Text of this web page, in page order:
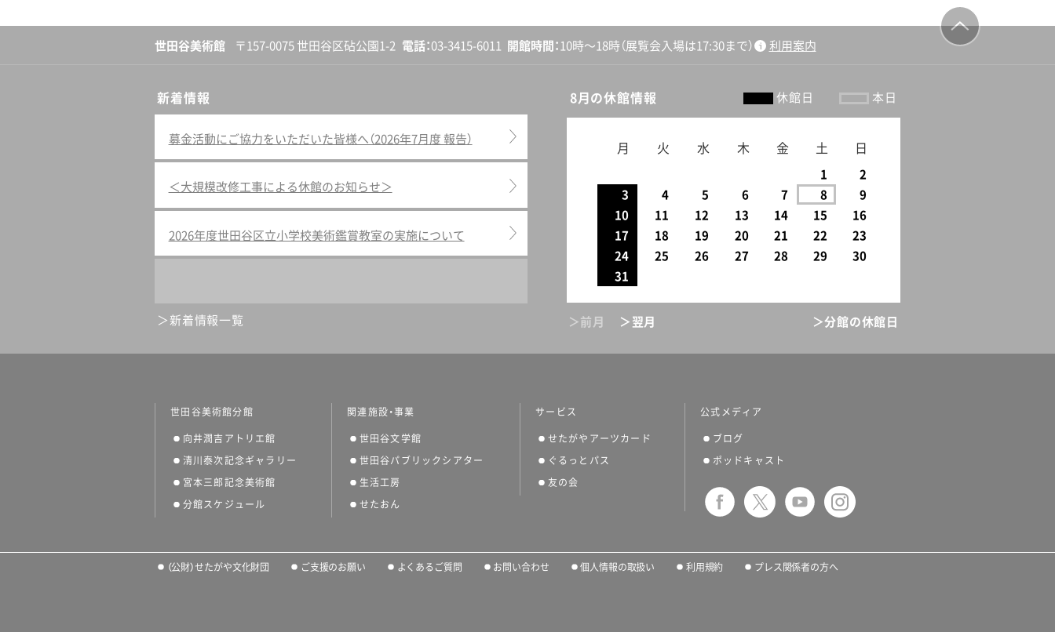
世田谷美術館 〒157-0075 世田谷区砧公園1-2 電話 03-3415-6011 開館時間 10時〜18時 （展覧会入場は17:30まで） 利用案内
新着情報
募金活動にご協力をいただいた皆様へ（2026年7月度 報告）
＜大規模改修工事による休館のお知らせ＞
2026年度世田谷区立小学校美術鑑賞教室の実施について
新着情報一覧
8月の休館情報 休館日 本日
月 火 水 木 金 土 日
1
2
3
4 5 6 7 8
9
10
11 12 13 14 15
16
17
18 19 20 21 22
23
24
25 26 27 28 29
30
31
＞前月 ＞翌月 ＞分館の休館日
世田谷美術館分館
向井潤吉アトリエ館
清川泰次記念ギャラリー
宮本三郎記念美術館
分館スケジュール
関連施設・事業
世田谷文学館
世田谷パブリックシアター
生活工房
せたおん
サービス
せたがやアーツカード
ぐるっとパス
友の会
公式メディア
ブログ
ポッドキャスト
（公財）せたがや文化財団 ご支援のお願い よくあるご質問 お問い合わせ 個人情報の取扱い 利用規約 プレス関係者の方へ